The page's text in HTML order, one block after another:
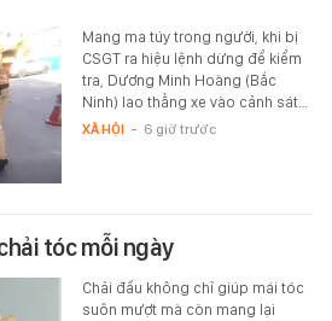
Mang ma túy trong người, khi bị
CSGT ra hiệu lệnh dừng để kiểm
tra, Dương Minh Hoàng (Bắc
Ninh) lao thẳng xe vào cảnh sát…
XÃ HỘI - 6 giờ trước
tóc mỗi ngày
Chải đầu không chỉ giúp mái tóc
suôn mượt mà còn mang lại